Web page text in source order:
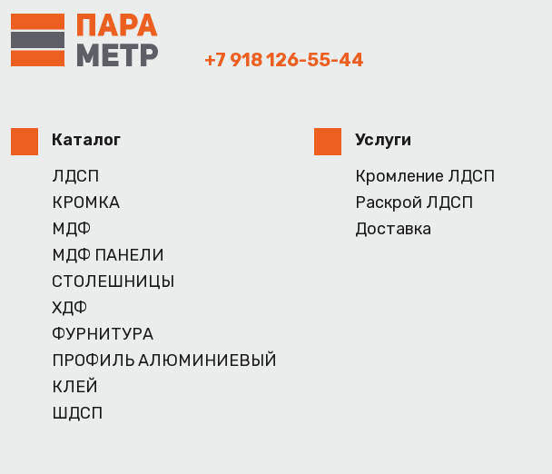
+7 918 126-55-44
Каталог
ЛДСП
КРОМКА
МДФ
МДФ ПАНЕЛИ
СТОЛЕШНИЦЫ
ХДФ
ФУРНИТУРА
ПРОФИЛЬ АЛЮМИНИЕВЫЙ
КЛЕЙ
ШДСП
Услуги
Кромление ЛДСП
Раскрой ЛДСП
Доставка